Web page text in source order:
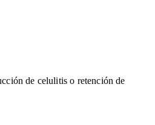
de celulitis o retención de